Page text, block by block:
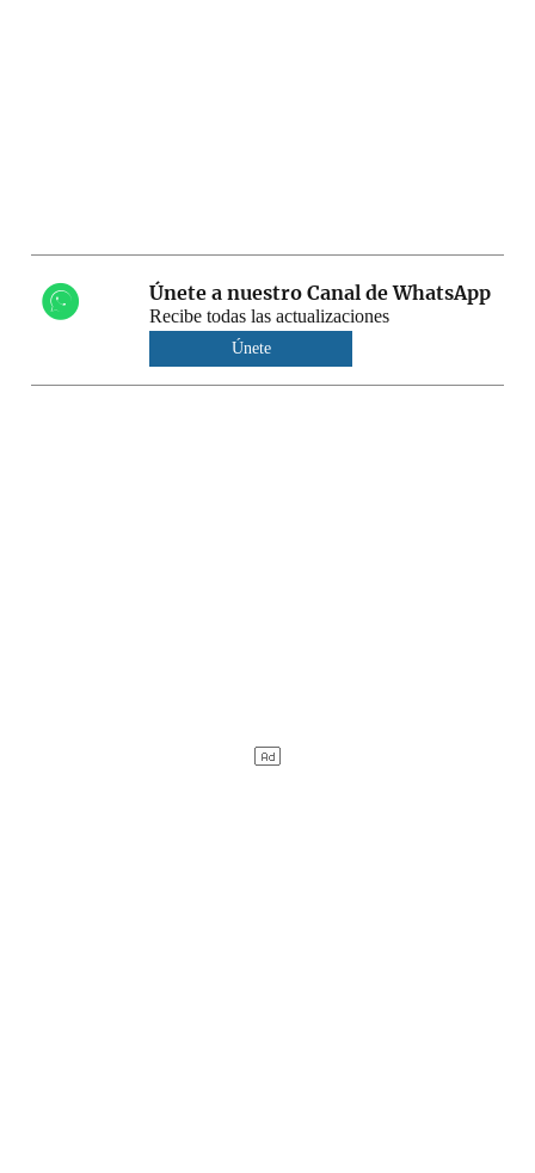
Únete a nuestro Canal de WhatsApp
Recibe todas las actualizaciones
Únete